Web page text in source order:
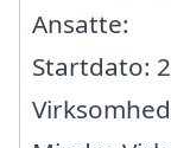
Ansatte:
Startdato: